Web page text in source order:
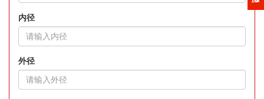
内径
外径